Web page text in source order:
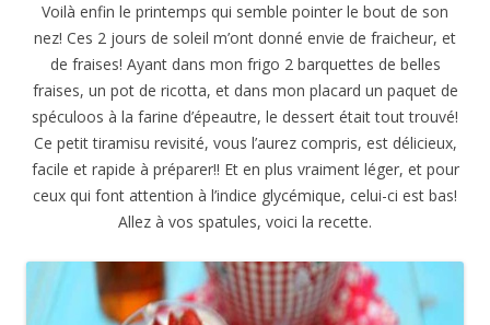
Voilà enfin le printemps qui semble pointer le bout de son
nez! Ces 2 jours de soleil m’ont donné envie de fraicheur, et
de fraises! Ayant dans mon frigo 2 barquettes de belles
fraises, un pot de ricotta, et dans mon placard un paquet de
spéculoos à la farine d’épeautre, le dessert était tout trouvé!
Ce petit tiramisu revisité, vous l’aurez compris, est délicieux,
facile et rapide à préparer!! Et en plus vraiment léger, et pour
ceux qui font attention à l’indice glycémique, celui-ci est bas!
Allez à vos spatules, voici la recette.